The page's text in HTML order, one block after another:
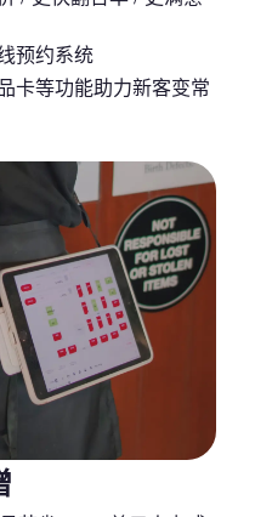
预约系统
卡等功能助力新客变常